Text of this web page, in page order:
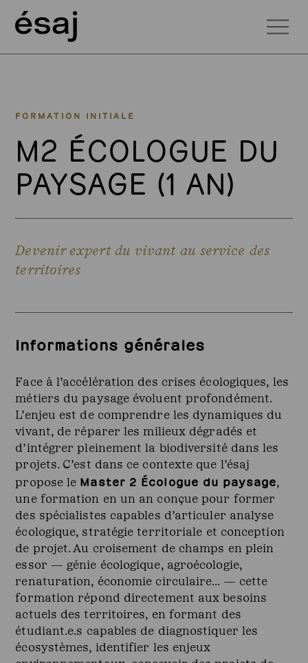
FORMATION INITIALE
M2 ÉCOLOGUE DU
PAYSAGE (1 AN)
Devenir expert du vivant au service des
territoires
Informations générales
Face à l’accélération des crises écologiques, les
métiers du paysage évoluent profondément.
L’enjeu est de comprendre les dynamiques du
vivant, de réparer les milieux dégradés et
d’intégrer pleinement la biodiversité dans les
projets. C’est dans ce contexte que l’ésaj
propose le Master 2 Écologue du paysage,
une formation en un an conçue pour former
des spécialistes capables d’articuler analyse
écologique, stratégie territoriale et conception
de projet. Au croisement de champs en plein
essor — génie écologique, agroécologie,
renaturation, économie circulaire… — cette
formation répond directement aux besoins
actuels des territoires, en formant des
étudiant.e.s capables de diagnostiquer les
écosystèmes, identifier les enjeux